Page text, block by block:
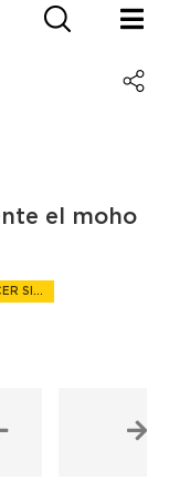
el moho
SI...